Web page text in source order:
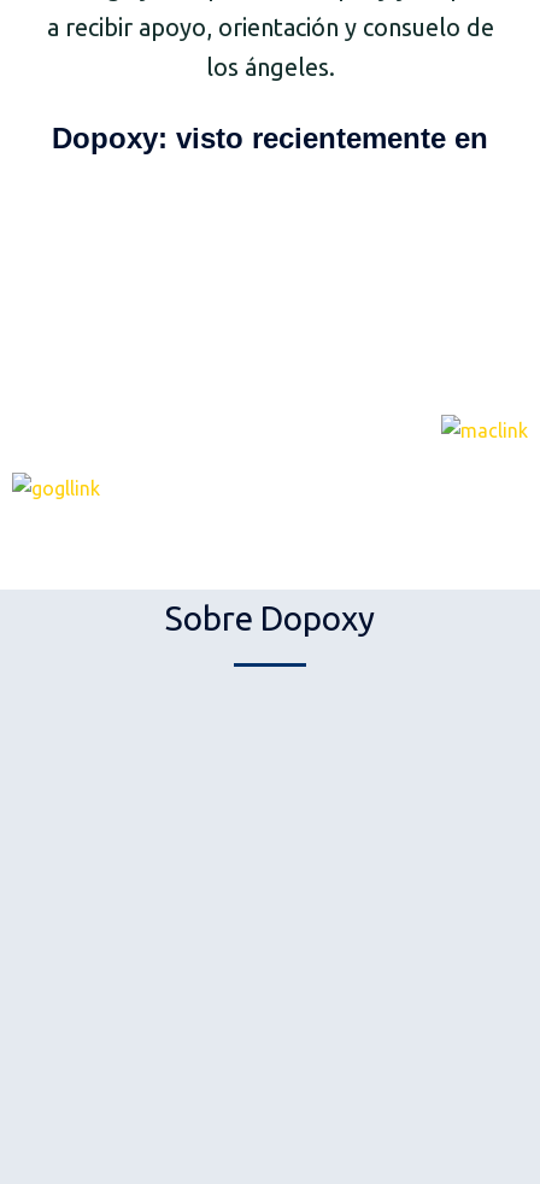
a recibir apoyo, orientación y consuelo de
los ángeles.
Dopoxy: visto recientemente en
Sobre Dopoxy